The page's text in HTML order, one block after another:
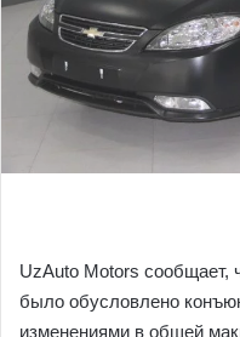
UzAuto Motors сообщает,
было обусловлено
изменениями в общей